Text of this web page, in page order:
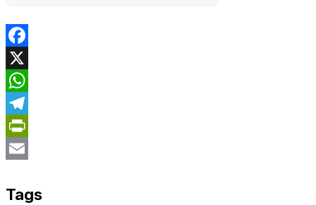
Facebook
X
WhatsApp
Telegram
PrintFriendly
Tags